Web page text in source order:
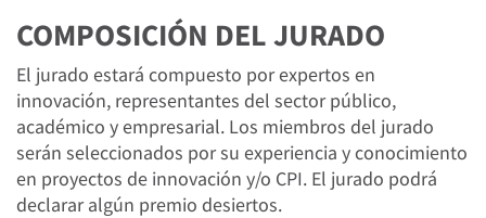
COMPOSICIÓN DEL JURADO
El jurado estará compuesto por expertos en
innovación, representantes del sector público,
académico y empresarial. Los miembros del jurado
serán seleccionados por su experiencia y conocimiento
en proyectos de innovación y/o CPI. El jurado podrá
declarar algún premio desiertos.